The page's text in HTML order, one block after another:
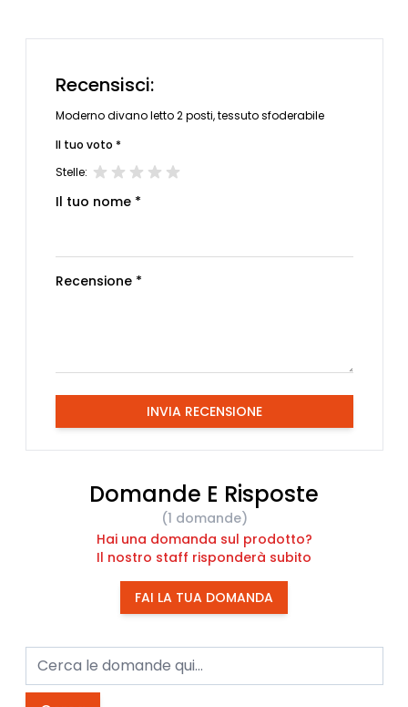
Recensisci:
Moderno divano letto 2 posti, tessuto sfoderabile
Il tuo voto *
Stelle:
Il tuo nome *
Recensione *
INVIA RECENSIONE
Domande E Risposte
(1 domande)
Hai una domanda sul prodotto?
Il nostro staff risponderà subito
FAI LA TUA DOMANDA